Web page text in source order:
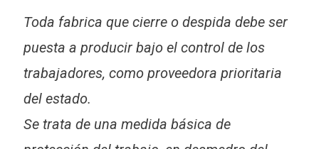
Toda fabrica que cierre o despida debe ser
puesta a producir bajo el control de los
trabajadores, como proveedora prioritaria
del estado.
Se trata de una medida básica de